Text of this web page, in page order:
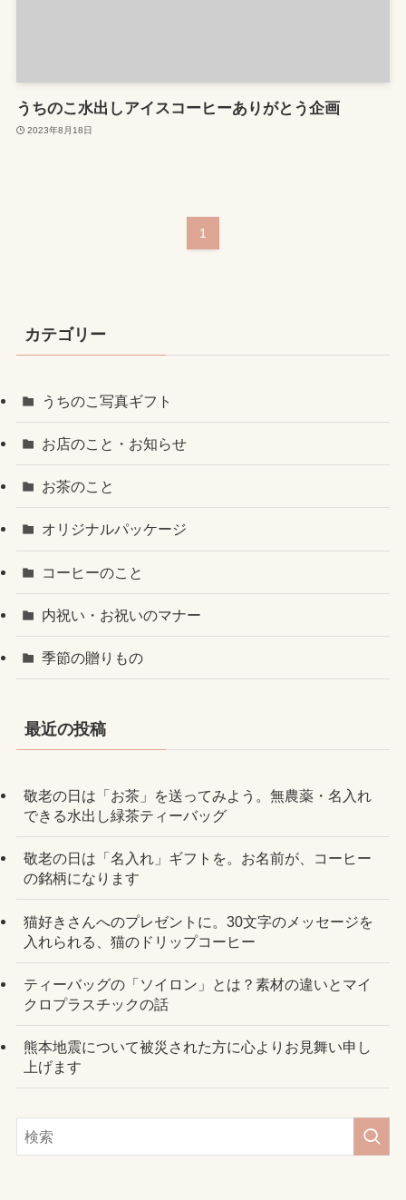
うちのこ水出しアイスコーヒーありがとう企画
2023年8月18日
1
カテゴリー
うちのこ写真ギフト
お店のこと・お知らせ
お茶のこと
オリジナルパッケージ
コーヒーのこと
内祝い・お祝いのマナー
季節の贈りもの
最近の投稿
敬老の日は「お茶」を送ってみよう。無農薬・名入れ
できる水出し緑茶ティーバッグ
敬老の日は「名入れ」ギフトを。お名前が、コーヒー
の銘柄になります
猫好きさんへのプレゼントに。30文字のメッセージを
入れられる、猫のドリップコーヒー
ティーバッグの「ソイロン」とは？素材の違いとマイ
クロプラスチックの話
熊本地震について被災された方に心よりお見舞い申し
上げます